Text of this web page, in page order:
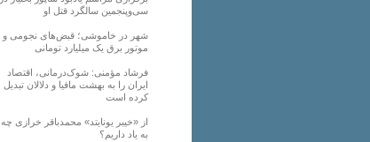
سی‌وپنجمین سالگرد قتل او
شهر در خاموشی؛ قبض‌های نجومی و
موتور برق یک میلیارد تومانی
فرشاد مؤمنی: شوک‌درمانی، اقتصاد
ایران را به بهشت مافیا و دلالان تبدیل
کرده است
از «خیبر یونایتد» محمدباقر خرازی چه
به یاد داریم؟